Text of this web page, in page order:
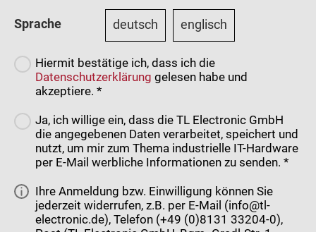
Sprache deutsch englisch
Hiermit bestätige ich, dass ich die
Datenschutzerklärung gelesen habe und
akzeptiere. *
Ja, ich willige ein, dass die TL Electronic GmbH
die angegebenen Daten verarbeitet, speichert und
nutzt, um mir zum Thema industrielle IT-Hardware
per E-Mail werbliche Informationen zu senden. *
Ihre Anmeldung bzw. Einwilligung können Sie
jederzeit widerrufen, z.B. per E-Mail (info@tl-
electronic.de), Telefon (+49 (0)8131 33204-0),